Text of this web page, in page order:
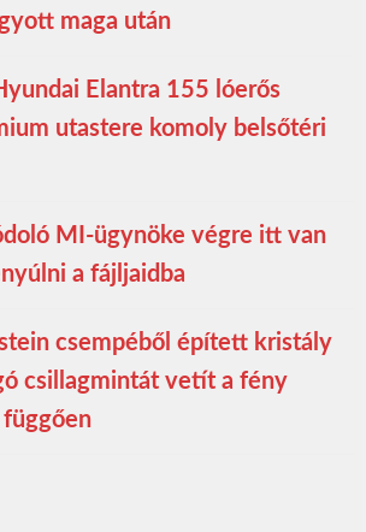
maga után
Elantra 155 lóerős
utastere komoly belsőtéri
MI-ügynöke végre itt van
a fájljaidba
csempéből épített kristály
csillagmintát vetít a fény